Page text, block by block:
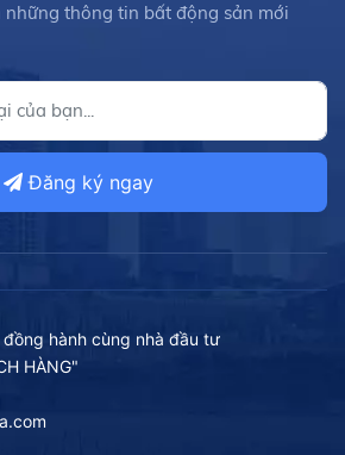
những thông tin bất động sản mới
Đăng ký ngay
hành cùng nhà đầu tư
HÀNG"